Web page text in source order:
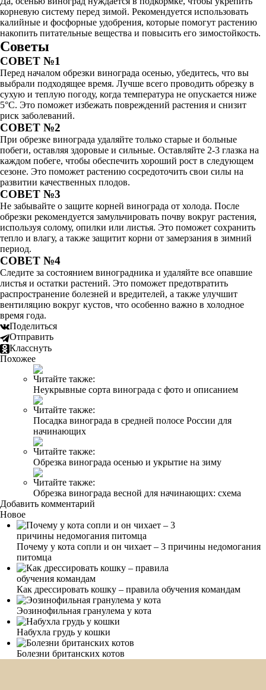
корневую систему перед зимой. Рекомендуется использовать
калийные и фосфорные удобрения, которые помогут растению
накопить питательные вещества и повысить его зимостойкость.
Советы
СОВЕТ №1
Перед началом обрезки винограда осенью, убедитесь, что вы
выбрали подходящее время. Лучше всего проводить обрезку в
сухую и теплую погоду, когда температура не опускается ниже
5°C. Это поможет избежать повреждений растения и снизит
риск заболеваний.
СОВЕТ №2
При обрезке винограда удаляйте только старые и больные
побеги, оставляя здоровые и сильные. Оставляйте 2-3 глазка на
каждом побеге, чтобы обеспечить хороший рост в следующем
сезоне. Это поможет растению сосредоточить свои силы на
развитии качественных плодов.
СОВЕТ №3
Не забывайте о защите корней винограда от холода. После
обрезки рекомендуется замульчировать почву вокруг растения,
используя солому, опилки или листья. Это поможет сохранить
тепло и влагу, а также защитит корни от замерзания в зимний
период.
СОВЕТ №4
Следите за состоянием виноградника и удаляйте все опавшие
листья и остатки растений. Это поможет предотвратить
распространение болезней и вредителей, а также улучшит
вентиляцию вокруг кустов, что особенно важно в холодное
время года.
Поделиться
Отправить
Класснуть
Похожее
Читайте также:
Неукрывные сорта винограда с фото и описанием
Читайте также:
Посадка винограда в средней полосе России для
начинающих
Читайте также:
Обрезка винограда осенью и укрытие на зиму
Читайте также:
Обрезка винограда весной для начинающих: схема
Добавить комментарий
Новое
Почему у кота сопли и он чихает – 3 причины недомогания
питомца
Как дрессировать кошку – правила обучения командам
Эозинофильная гранулема у кота
Набухла грудь у кошки
Болезни британских котов